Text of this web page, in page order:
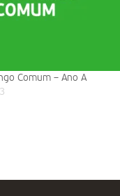
Comum – Ano A